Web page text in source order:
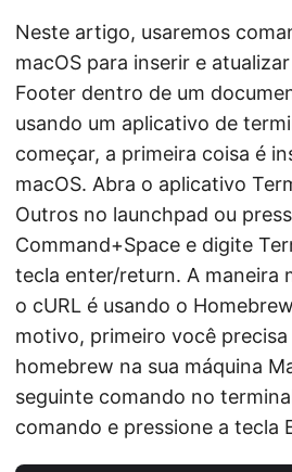
Neste artigo, usaremos
macOS para inserir e
Footer dentro de um
usando um aplicativo de
começar, a primeira coisa é
macOS. Abra o aplicativo
Outros no launchpad ou
Command+Space e digite
tecla enter/return. A maneira
o cURL é usando o
motivo, primeiro você
homebrew na sua máquina
seguinte comando no
comando e pressione a tecla